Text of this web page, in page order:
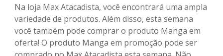
Na loja Max Atacadista, você encontrará uma ampla
variedade de produtos. Além disso, esta semana
você também pode comprar o produto Manga em
oferta! O produto Manga em promoção pode ser